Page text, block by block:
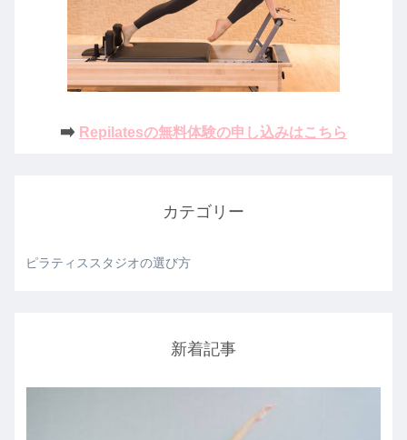
➡️ Repilatesの無料体験の申し込みはこちら
カテゴリー
ピラティススタジオの選び方
新着記事